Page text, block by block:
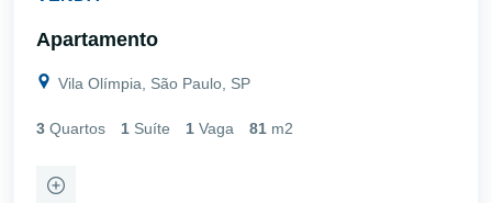
Apartamento
Vila Olímpia, São Paulo, SP
3 Quartos 1 Suíte 1 Vaga 81 m2